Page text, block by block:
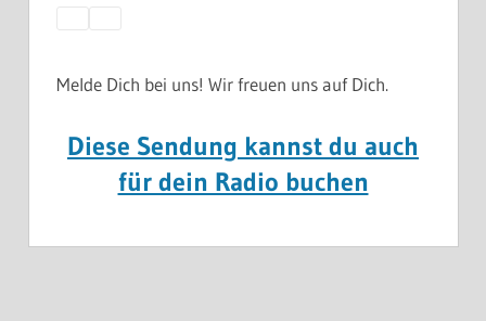
Melde Dich bei uns! Wir freuen uns auf Dich.
Diese Sendung kannst du auch
für dein Radio buchen